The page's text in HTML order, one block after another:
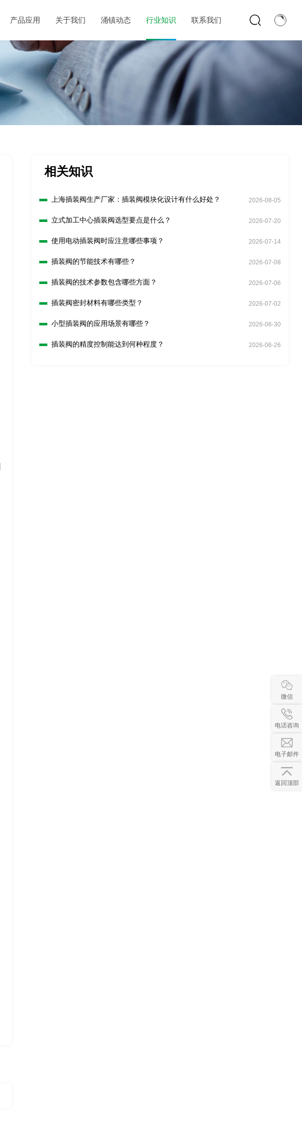
产品应用 关于我们 涌镇动态 行业知识 联系我们
相关知识
上海插装阀生产厂家：插装阀模块化设计有什么好处？ 2026-08-05
立式加工中心插装阀选型要点是什么？ 2026-07-20
使用电动插装阀时应注意哪些事项？ 2026-07-14
插装阀的节能技术有哪些？ 2026-07-08
插装阀的技术参数包含哪些方面？ 2026-07-06
插装阀密封材料有哪些类型？ 2026-07-02
小型插装阀的应用场景有哪些？ 2026-06-30
插装阀的精度控制能达到何种程度？ 2026-06-26
微信
电话咨询
电子邮件
返回顶部